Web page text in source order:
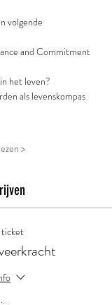
volgende
and Commitment
het leven?
als levenskompas
>